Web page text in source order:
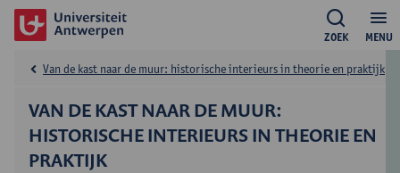
MENU
ZOEK
VAN DE KAST NAAR DE MUUR:
HISTORISCHE INTERIEURS IN THEORIE EN
PRAKTIJK
Van de kast naar de muur: historische interieurs in theorie en praktijk